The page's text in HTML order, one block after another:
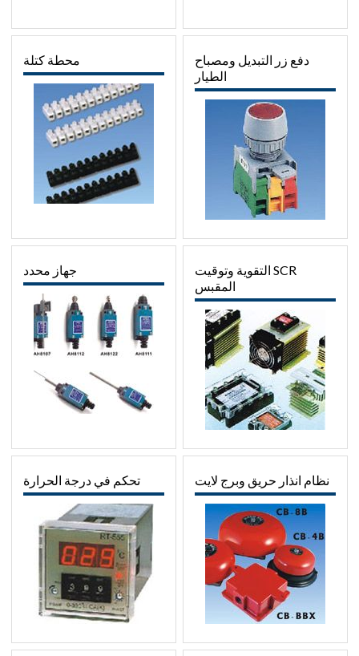
دفع زر التبديل ومصباح
الطيار
محطة كتلة
SCR التقوية وتوقيت
المقبس
جهاز محدد
نظام انذار حريق وبرج لايت تحكم في درجة الحرارة